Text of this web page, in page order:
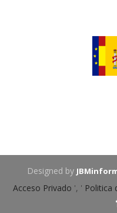
Designed by
Acceso Privado ', ' Politica